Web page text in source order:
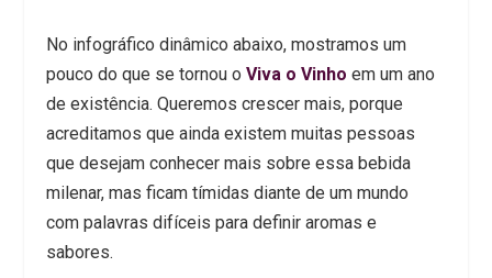
No infográfico dinâmico abaixo, mostramos um
pouco do que se tornou oViva o Vinho em um ano
de existência. Queremos crescer mais, porque
acreditamos que ainda existem muitas pessoas
que desejam conhecer mais sobre essa bebida
milenar, mas ficam tímidas diante de um mundo
com palavras difíceis para definir aromas e
sabores.